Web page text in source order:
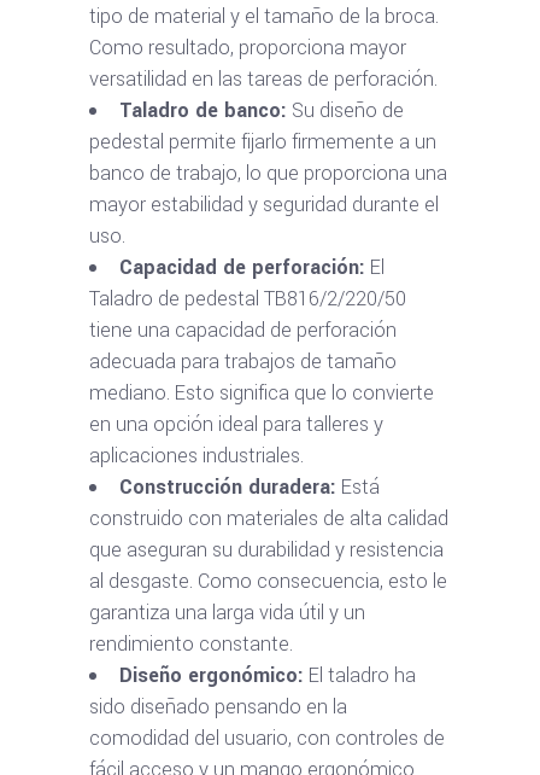
tipo de material y el tamaño de la broca.
Como resultado, proporciona mayor
versatilidad en las tareas de perforación.
Taladro de banco: Su diseño de
pedestal permite fijarlo firmemente a un
banco de trabajo, lo que proporciona una
mayor estabilidad y seguridad durante el
uso.
Capacidad de perforación: El
Taladro de pedestal TB816/2/220/50
tiene una capacidad de perforación
adecuada para trabajos de tamaño
mediano. Esto significa que lo convierte
en una opción ideal para talleres y
aplicaciones industriales.
Construcción duradera: Está
construido con materiales de alta calidad
que aseguran su durabilidad y resistencia
al desgaste. Como consecuencia, esto le
garantiza una larga vida útil y un
rendimiento constante.
Diseño ergonómico: El taladro ha
sido diseñado pensando en la
comodidad del usuario, con controles de